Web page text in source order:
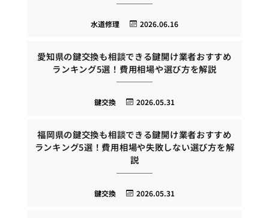
2026.06.16
水道修理
愛知県の鍵交換も相談できる鍵開け業者おすすめ
ランキング5選！費用相場や選び方を解説
2026.05.31
鍵交換
福岡県の鍵交換も相談できる鍵開け業者おすすめ
ランキング5選！費用相場や失敗しない選び方を解
説
2026.05.31
鍵交換